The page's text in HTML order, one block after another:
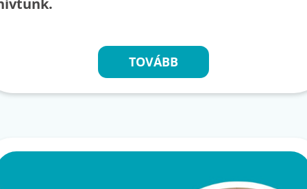
TOVÁBB